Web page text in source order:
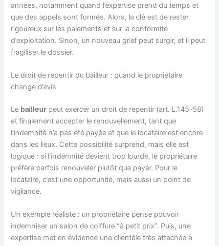
années, notamment quand l’expertise prend du temps et
que des appels sont formés. Alors, la clé est de rester
rigoureux sur les paiements et sur la conformité
d’exploitation. Sinon, un nouveau grief peut surgir, et il peut
fragiliser le dossier.
Le droit de repentir du bailleur : quand le propriétaire
change d’avis
Le bailleur peut exercer un droit de repentir (art. L.145-58)
et finalement accepter le renouvellement, tant que
l’indemnité n’a pas été payée et que le locataire est encore
dans les lieux. Cette possibilité surprend, mais elle est
logique : si l’indemnité devient trop lourde, le propriétaire
préfère parfois renouveler plutôt que payer. Pour le
locataire, c’est une opportunité, mais aussi un point de
vigilance.
Un exemple réaliste : un propriétaire pense pouvoir
indemniser un salon de coiffure “à petit prix”. Puis, une
expertise met en évidence une clientèle très attachée à